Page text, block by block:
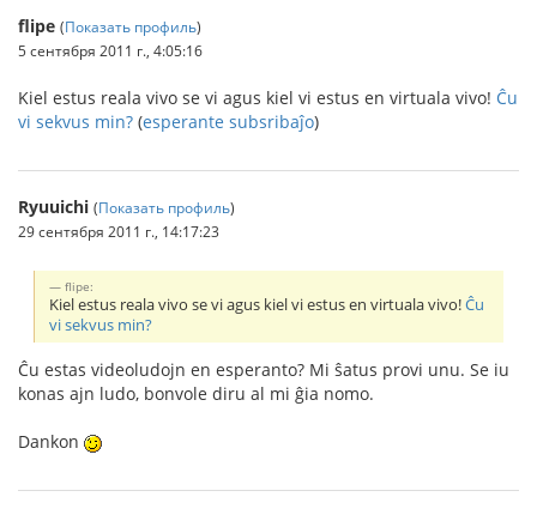
flipe (Показать профиль)
5 сентября 2011 г., 4:05:16
Kiel estus reala vivo se vi agus kiel vi estus en virtuala vivo! Ĉu
vi sekvus min? (esperante subsribaĵo)
Ryuuichi (Показать профиль)
29 сентября 2011 г., 14:17:23
flipe:
Kiel estus reala vivo se vi agus kiel vi estus en virtuala vivo!Ĉu
vi sekvus min?
Ĉu estas videoludojn en esperanto? Mi ŝatus provi unu. Se iu
konas ajn ludo, bonvole diru al mi ĝia nomo.
Dankon